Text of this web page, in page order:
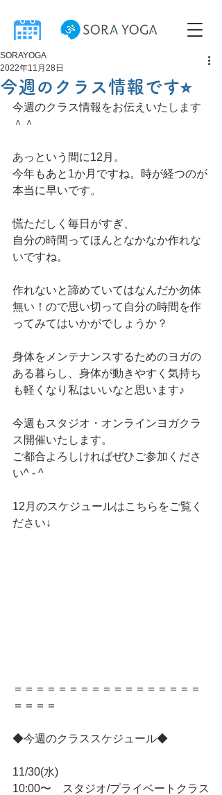
今週のクラス情報です⭐︎
SORAYOGA
2022年11月28日
今週のクラス情報をお伝えいたします
＾＾
あっという間に12月。
今年もあと1か月ですね。時が経つのが
本当に早いです。
慌ただしく毎日がすぎ、
自分の時間ってほんとなかなか作れな
いですね。
作れないと諦めていてはなんだか勿体
無い！ので思い切って自分の時間を作
ってみてはいかがでしょうか？
身体をメンテナンスするためのヨガの
ある暮らし、身体が動きやすく気持ち
も軽くなり私はいいなと思います♪
今週もスタジオ・オンラインヨガクラ
ス開催いたします。
ご都合よろしければぜひご参加くださ
い^ - ^
12月のスケジュールはこちらをご覧く
ださい↓
＝＝＝＝＝＝＝＝＝＝＝＝＝＝＝＝＝
＝＝＝＝
◆今週のクラススケジュール◆
11/30(水)
10:00〜　スタジオ/プライベートクラス